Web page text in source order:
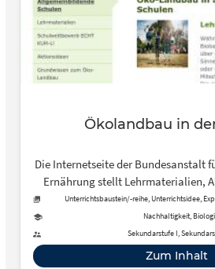
Ökolandbau in
Die Internetseite der Bundesanstalt
Ernährung stellt Lehrmaterialien,
und ein Bio-Quiz rund um den
Unterrichtsbaustein/-reihe, Unterrichtsidee,
Nachhaltigkeit,
Sekundarstufe I,
Zum Inhalt